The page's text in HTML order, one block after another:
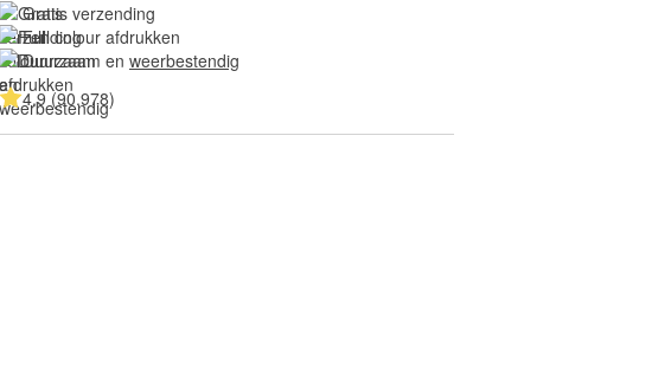
Gratis verzending
Full colour afdrukken
Duurzaam en weerbestendig
4.9 (90.978)